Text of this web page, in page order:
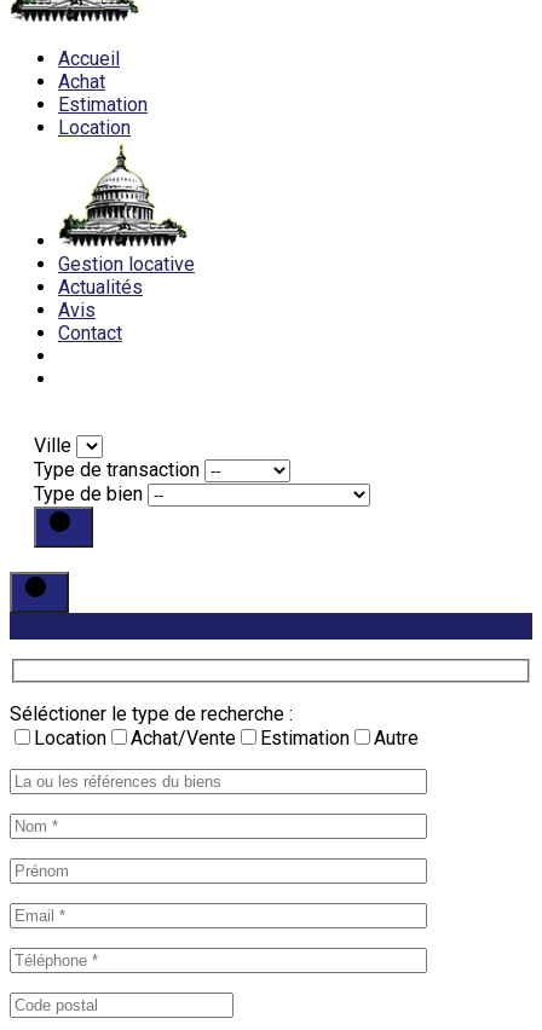
Accueil
Achat
Estimation
Location
Gestion locative
Actualités
Avis
Contact
Ville
Type de transaction
Type de bien
Séléctioner le type de recherche :
Location
Achat/Vente Estimation Autre